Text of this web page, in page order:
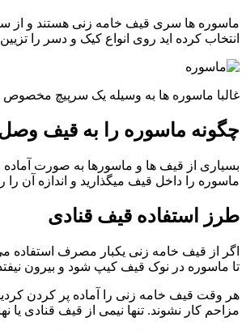
ماسوره ها سری قیف خامه زنی هستند و از
انتخاب کرده اید روی انواع کیک و دسر را تزیین
غالبا ماسوره ها به وسیله یک سرپیچ مخصوص
چگونه ماسوره را به قیف
بسیاری از قیف ها و ماسورها به صورت
ماسوره را داخل قیف میگذارید و اندازه
طرز استفاده قیف قنادی
اگر از قیف خامه زنی یکبار مصرف استفاده
تا ماسوره در نوک قیف کیپ شود و بیرون
هر وقت قیف خامه زنی را آماده پر کردن
مزاحم کار نشوند. تنها نیمی از قیف قنادی یا